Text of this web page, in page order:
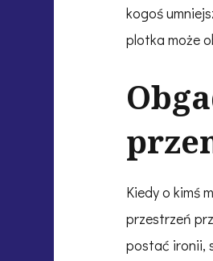
kogoś
plotka może
Kiedy o kimś
przestrzeń
postać ironii,